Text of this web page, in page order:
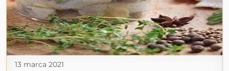
13 marca 2021